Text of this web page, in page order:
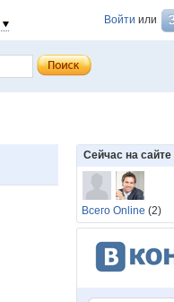
Войти или
Сейчас на сайте
Всего Online (2)